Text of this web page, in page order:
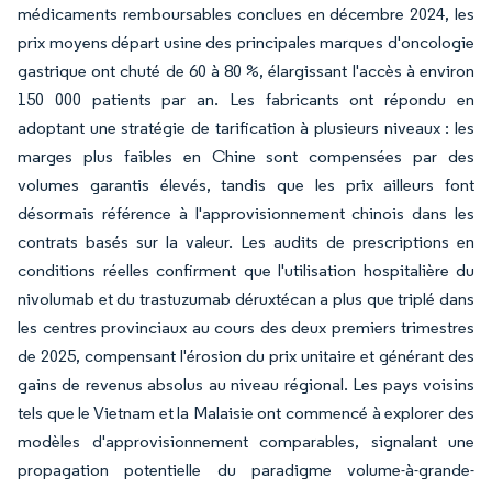
médicaments remboursables conclues en décembre 2024, les
prix moyens départ usine des principales marques d'oncologie
gastrique ont chuté de 60 à 80 %, élargissant l'accès à environ
150 000 patients par an. Les fabricants ont répondu en
adoptant une stratégie de tarification à plusieurs niveaux : les
marges plus faibles en Chine sont compensées par des
volumes garantis élevés, tandis que les prix ailleurs font
désormais référence à l'approvisionnement chinois dans les
contrats basés sur la valeur. Les audits de prescriptions en
conditions réelles confirment que l'utilisation hospitalière du
nivolumab et du trastuzumab déruxtécan a plus que triplé dans
les centres provinciaux au cours des deux premiers trimestres
de 2025, compensant l'érosion du prix unitaire et générant des
gains de revenus absolus au niveau régional. Les pays voisins
tels que le Vietnam et la Malaisie ont commencé à explorer des
modèles d'approvisionnement comparables, signalant une
propagation potentielle du paradigme volume-à-grande-